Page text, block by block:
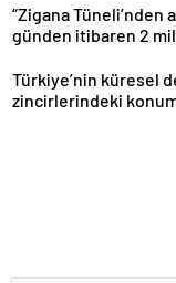
“Zigana Tüneli’nden
günden itibaren 2
Türkiye’nin küresel
zincirlerindeki